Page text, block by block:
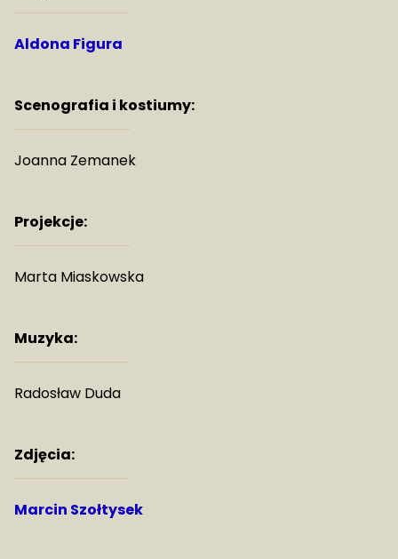
Aldona Figura
Scenografia i kostiumy:
Joanna Zemanek
Projekcje:
Marta Miaskowska
Muzyka:
Radosław Duda
Zdjęcia:
Marcin Szołtysek